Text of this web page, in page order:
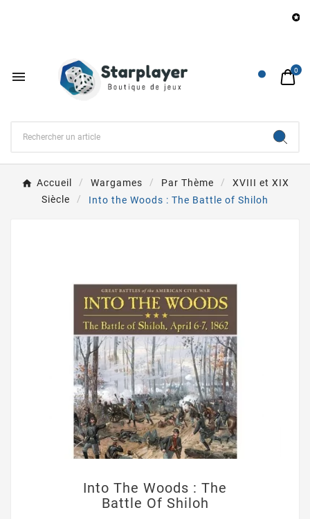

 0
Accueil Wargames Par Thème
XVIII et XIX
Siècle
Into the Woods : The Battle of Shiloh
Into The Woods : The
Battle Of Shiloh